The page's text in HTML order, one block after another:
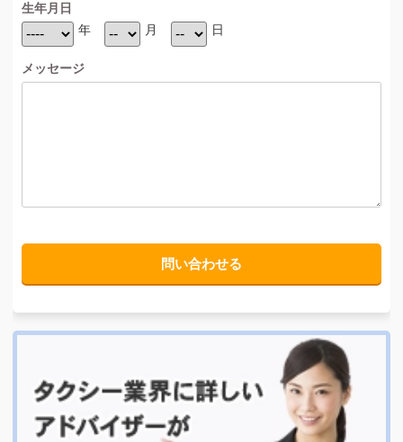
生年月日
年
月 日
メッセージ